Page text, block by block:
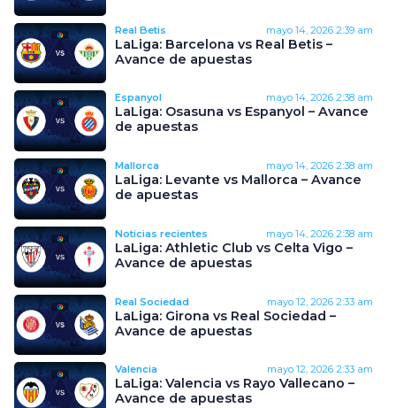
Real Betis mayo 14, 2026 2:39 am
LaLiga: Barcelona vs Real Betis –
Avance de apuestas
Espanyol mayo 14, 2026 2:38 am
LaLiga: Osasuna vs Espanyol – Avance
de apuestas
Mallorca mayo 14, 2026 2:38 am
LaLiga: Levante vs Mallorca – Avance
de apuestas
Noticias recientes mayo 14, 2026 2:38 am
LaLiga: Athletic Club vs Celta Vigo –
Avance de apuestas
Real Sociedad mayo 12, 2026 2:33 am
LaLiga: Girona vs Real Sociedad –
Avance de apuestas
Valencia mayo 12, 2026 2:33 am
LaLiga: Valencia vs Rayo Vallecano –
Avance de apuestas